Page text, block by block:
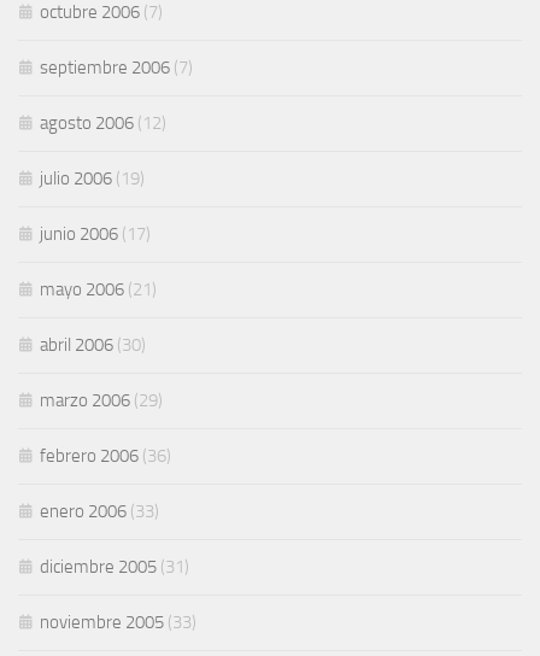
octubre 2006 (7)
septiembre 2006 (7)
agosto 2006 (12)
julio 2006 (19)
junio 2006 (17)
mayo 2006 (21)
abril 2006 (30)
marzo 2006 (29)
febrero 2006 (36)
enero 2006 (33)
diciembre 2005 (31)
noviembre 2005 (33)